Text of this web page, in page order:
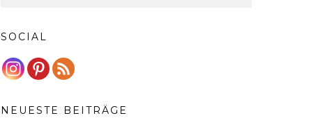
SOCIAL
NEUESTE BEITRÄGE